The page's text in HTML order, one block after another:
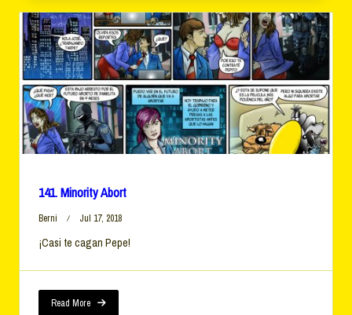
141. Minority Abort
Berni Jul 17, 2018
¡Casi te cagan Pepe!
Read More